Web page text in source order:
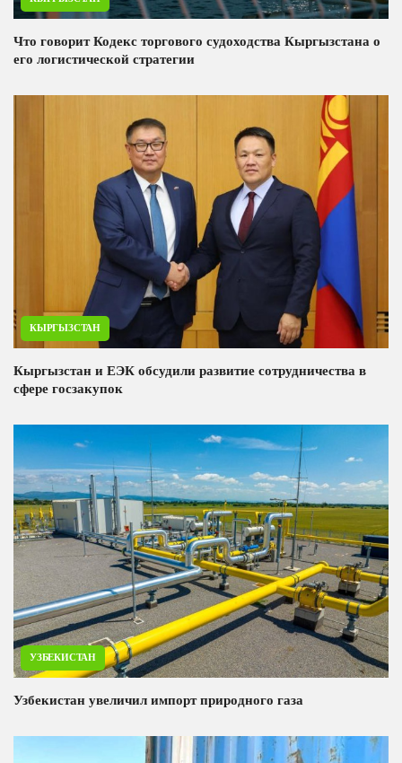
Что говорит Кодекс торгового судоходства Кыргызстана о
его логистической стратегии
КЫРГЫЗСТАН
Кыргызстан и ЕЭК обсудили развитие сотрудничества в
сфере госзакупок
УЗБЕКИСТАН
Узбекистан увеличил импорт природного газа